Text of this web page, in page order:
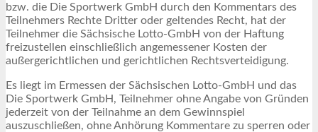
bzw. die Die Sportwerk GmbH durch den Kommentars des
Teilnehmers Rechte Dritter oder geltendes Recht, hat der
Teilnehmer die Sächsische Lotto-GmbH von der Haftung
freizustellen einschließlich angemessener Kosten der
außergerichtlichen und gerichtlichen Rechtsverteidigung.
Es liegt im Ermessen der Sächsischen Lotto-GmbH und das
Die Sportwerk GmbH, Teilnehmer ohne Angabe von Gründen
jederzeit von der Teilnahme an dem Gewinnspiel
auszuschließen, ohne Anhörung Kommentare zu sperren oder